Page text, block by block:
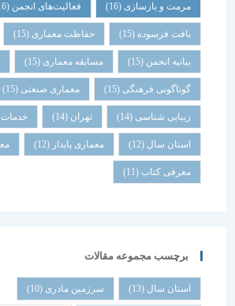
مرمت و بازسازی(16) فعالیت‌های انجمن(16)
بافت فرسوده (15) حفاظت معماری (15) زلزله
بیانیه انجمن(15) مسابقه معماری (15) بهره
گوناگونی فرهنگی (15) معماری صنعتی(15)
زیبایی شناسی (14) تهران خدمات اجتماعی
استان سال(12) معماری پایدار (12) معماری
معرفی کتاب(11)
برچسب مجموعه مقالات
استان سال(13) سرزمین مادری(10)